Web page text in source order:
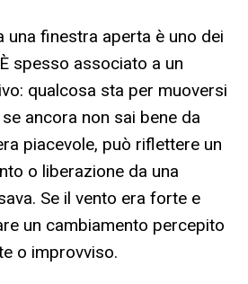
una finestra aperta è uno dei
spesso associato a un
qualcosa sta per muoversi
ancora non sai bene da
piacevole, può riflettere un
o liberazione da una
Se il vento era forte e
un cambiamento percepito
o improvviso.